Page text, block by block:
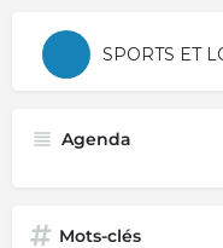
SPORTS ET
Agenda
Mots-clés